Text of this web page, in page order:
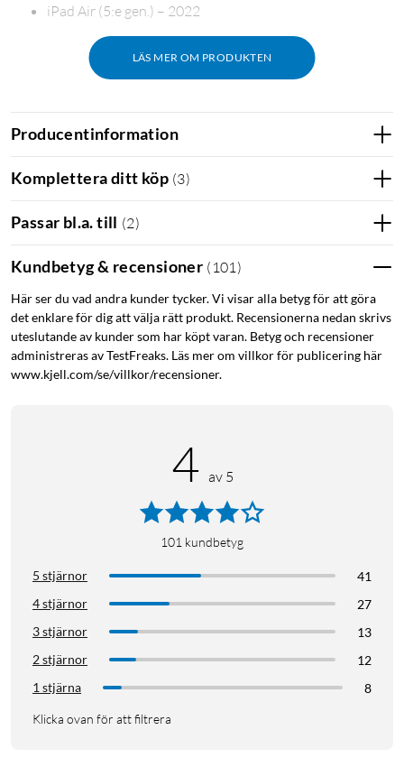
LÄS MER OM PRODUKTEN
iPad Air (5:e gen.) – 2022
Producentinformation
Komplettera ditt köp (3)
Passar bl.a. till (2)
Kundbetyg & recensioner ( 101)
Här ser du vad andra kunder tycker. Vi visar alla betyg för att göra
det enklare för dig att välja rätt produkt. Recensionerna nedan skrivs
uteslutande av kunder som har köpt varan. Betyg och recensioner
administreras av TestFreaks. Läs mer om villkor för publicering här
www.kjell.com/se/villkor/recensioner.
4 av 5
101 kundbetyg
5 stjärnor
41
4 stjärnor
27
3 stjärnor
13
2 stjärnor
12
1 stjärna
8
Klicka ovan för att filtrera